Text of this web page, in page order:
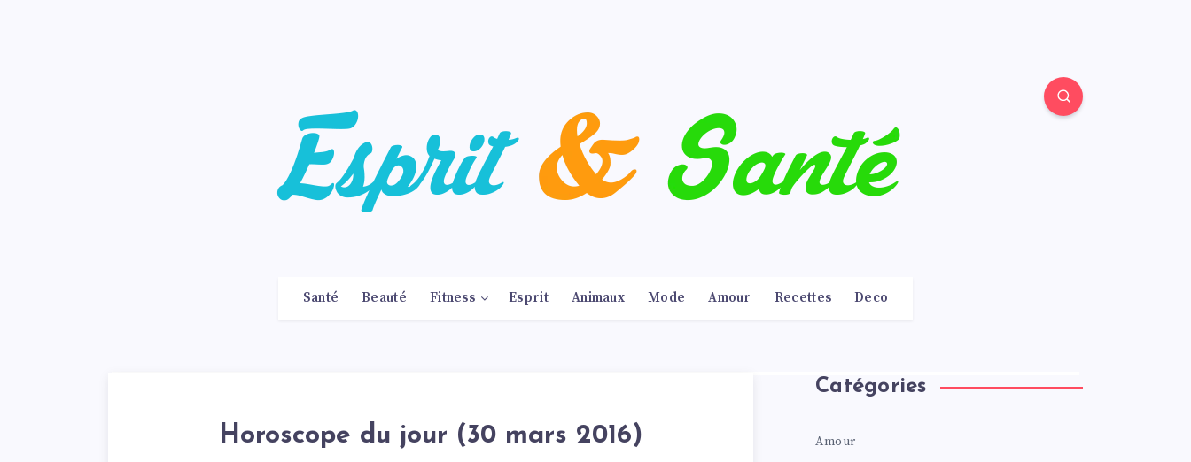
Santé Beauté Fitness Esprit Animaux Mode Amour Recettes Deco
Horoscope du jour (30 mars 2016)
Catégories
Amour